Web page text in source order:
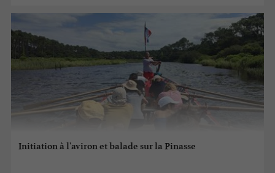
Initiation à l'aviron et balade sur la Pinasse